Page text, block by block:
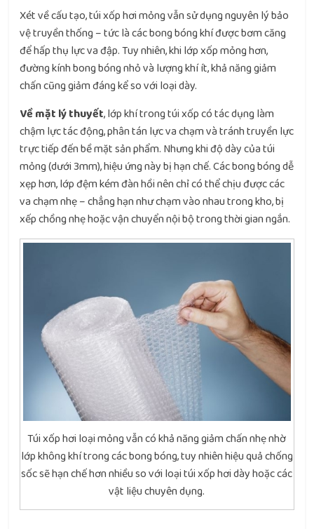
Xét về cấu tạo, túi xốp hơi mỏng vẫn sử dụng nguyên lý bảo
vệ truyền thống – tức là các bong bóng khí được bơm căng
để hấp thụ lực va đập. Tuy nhiên, khi lớp xốp mỏng hơn,
đường kính bong bóng nhỏ và lượng khí ít, khả năng giảm
chấn cũng giảm đáng kể so với loại dày.
Về mặt lý thuyết, lớp khí trong túi xốp có tác dụng làm
chậm lực tác động, phân tán lực va chạm và tránh truyền lực
trực tiếp đến bề mặt sản phẩm. Nhưng khi độ dày của túi
mỏng (dưới 3mm), hiệu ứng này bị hạn chế. Các bong bóng dễ
xẹp hơn, lớp đệm kém đàn hồi nên chỉ có thể chịu được các
va chạm nhẹ – chẳng hạn như chạm vào nhau trong kho, bị
xếp chồng nhẹ hoặc vận chuyển nội bộ trong thời gian ngắn.
Túi xốp hơi loại mỏng vẫn có khả năng giảm chấn nhẹ nhờ
lớp không khí trong các bong bóng, tuy nhiên hiệu quả chống
sốc sẽ hạn chế hơn nhiều so với loại túi xốp hơi dày hoặc các
vật liệu chuyên dụng.